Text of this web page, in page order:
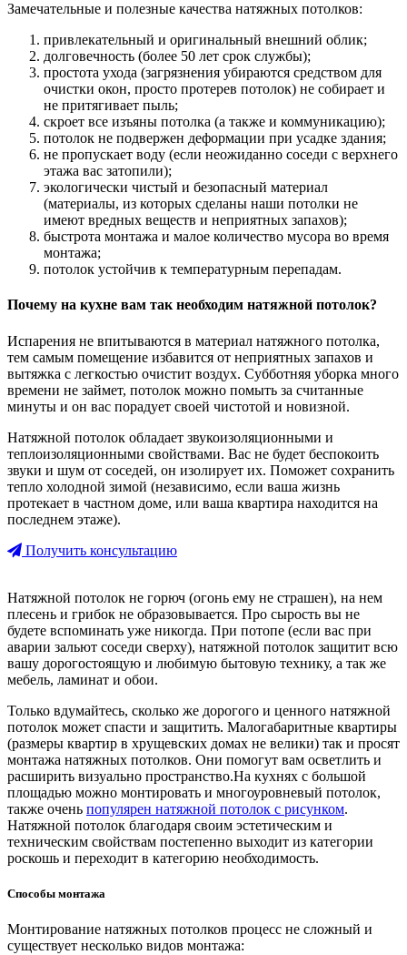
Замечательные и полезные качества натяжных потолков:
привлекательный и оригинальный внешний облик;
долговечность (более 50 лет срок службы);
простота ухода (загрязнения убираются средством для
очистки окон, просто протерев потолок) не собирает и
не притягивает пыль;
скроет все изъяны потолка (а также и коммуникацию);
потолок не подвержен деформации при усадке здания;
не пропускает воду (если неожиданно соседи с верхнего
этажа вас затопили);
экологически чистый и безопасный материал
(материалы, из которых сделаны наши потолки не
имеют вредных веществ и неприятных запахов);
быстрота монтажа и малое количество мусора во время
монтажа;
потолок устойчив к температурным перепадам.
Почему на кухне вам так необходим натяжной потолок?
Испарения не впитываются в материал натяжного потолка,
тем самым помещение избавится от неприятных запахов и
вытяжка с легкостью очистит воздух. Субботняя уборка много
времени не займет, потолок можно помыть за считанные
минуты и он вас порадует своей чистотой и новизной.
Натяжной потолок обладает звукоизоляционными и
теплоизоляционными свойствами. Вас не будет беспокоить
звуки и шум от соседей, он изолирует их. Поможет сохранить
тепло холодной зимой (независимо, если ваша жизнь
протекает в частном доме, или ваша квартира находится на
последнем этаже).
Получить консультацию
Натяжной потолок не горюч (огонь ему не страшен), на нем
плесень и грибок не образовывается. Про сырость вы не
будете вспоминать уже никогда. При потопе (если вас при
аварии зальют соседи сверху), натяжной потолок защитит всю
вашу дорогостоящую и любимую бытовую технику, а так же
мебель, ламинат и обои.
Только вдумайтесь, сколько же дорогого и ценного натяжной
потолок может спасти и защитить. Малогабаритные квартиры
(размеры квартир в хрущевских домах не велики) так и просят
монтажа натяжных потолков. Они помогут вам осветлить и
расширить визуально пространство.На кухнях с большой
площадью можно монтировать и многоуровневый потолок,
также очень популярен натяжной потолок с рисунком.
Натяжной потолок благодаря своим эстетическим и
техническим свойствам постепенно выходит из категории
роскошь и переходит в категорию необходимость.
Способы монтажа
Монтирование натяжных потолков процесс не сложный и
существует несколько видов монтажа: